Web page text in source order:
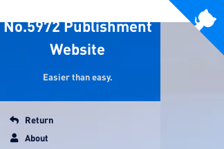
No.5972 Publishment
Website
Easier than easy.
Return
About